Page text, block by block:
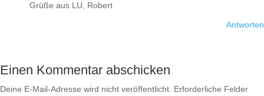
Grüße aus LU, Robert
Antworten
Einen Kommentar abschicken
Deine E-Mail-Adresse wird nicht veröffentlicht. Erforderliche Felder